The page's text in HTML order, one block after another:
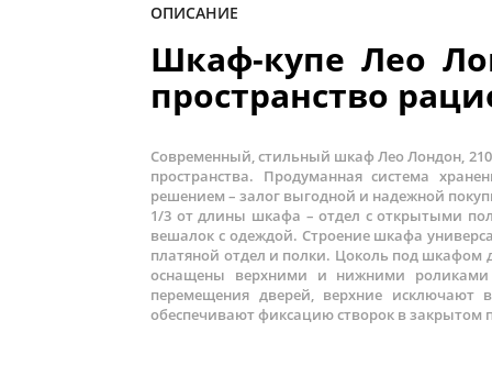
ОПИСАНИЕ
Шкаф-купе Лео
пространство
Современный, стильный шкаф Лео Лондон,
пространства. Продуманная система
решением – залог выгодной и надежной
1/3 от длины шкафа – отдел с открытыми
вешалок с одеждой. Строение шкафа
платяной отдел и полки. Цоколь под шкафом
оснащены верхними и нижними
перемещения дверей, верхние исключают
обеспечивают фиксацию створок в закрытом